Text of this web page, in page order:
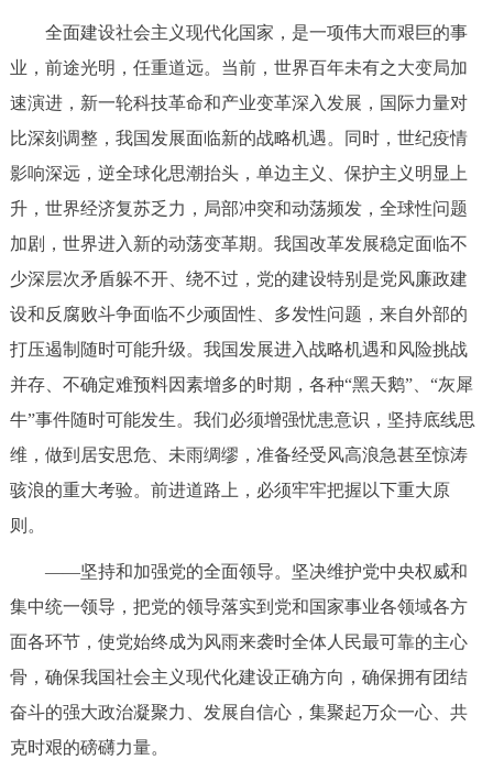
全面建设社会主义现代化国家，是一项伟大而艰巨的事
业，前途光明，任重道远。当前，世界百年未有之大变局加
速演进，新一轮科技革命和产业变革深入发展，国际力量对
比深刻调整，我国发展面临新的战略机遇。同时，世纪疫情
影响深远，逆全球化思潮抬头，单边主义、保护主义明显上
升，世界经济复苏乏力，局部冲突和动荡频发，全球性问题
加剧，世界进入新的动荡变革期。我国改革发展稳定面临不
少深层次矛盾躲不开、绕不过，党的建设特别是党风廉政建
设和反腐败斗争面临不少顽固性、多发性问题，来自外部的
打压遏制随时可能升级。我国发展进入战略机遇和风险挑战
并存、不确定难预料因素增多的时期，各种“黑天鹅”、“灰犀
牛”事件随时可能发生。我们必须增强忧患意识，坚持底线思
维，做到居安思危、未雨绸缪，准备经受风高浪急甚至惊涛
骇浪的重大考验。前进道路上，必须牢牢把握以下重大原
则。
——坚持和加强党的全面领导。坚决维护党中央权威和
集中统一领导，把党的领导落实到党和国家事业各领域各方
面各环节，使党始终成为风雨来袭时全体人民最可靠的主心
骨，确保我国社会主义现代化建设正确方向，确保拥有团结
奋斗的强大政治凝聚力、发展自信心，集聚起万众一心、共
克时艰的磅礴力量。